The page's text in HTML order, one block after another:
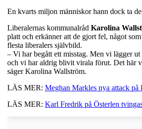
En kvarts miljon människor hann dock ta
Liberalernas kommunalråd Karolina
platt och erkänner att de gjort fel, något
flesta liberalers självbild.
– Vi har begått ett misstag. Men vi lägger
och vi har aldrig blivit virala förut. Det här
säger Karolina Wallström.
LÄS MER: Meghan Markles nya attack på
LÄS MER: Karl Fredrik på Österlen